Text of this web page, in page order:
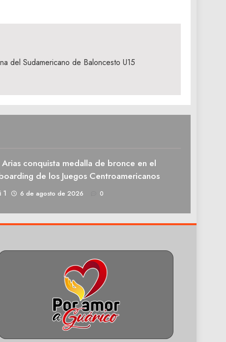
del Sudamericano de Baloncesto U15
conquista medalla de bronce en el
de los Juegos Centroamericanos
1 6 de agosto de 2026 0